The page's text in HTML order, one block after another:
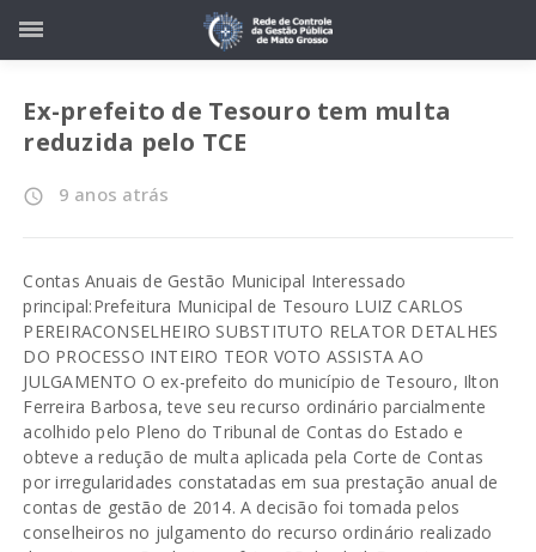
Ex-prefeito de Tesouro tem multa
reduzida pelo TCE
access_time 9 anos atrás
Contas Anuais de Gestão Municipal Interessado
principal:Prefeitura Municipal de Tesouro LUIZ CARLOS
PEREIRACONSELHEIRO SUBSTITUTO RELATOR DETALHES
DO PROCESSO INTEIRO TEOR VOTO ASSISTA AO
JULGAMENTO O ex-prefeito do município de Tesouro, Ilton
Ferreira Barbosa, teve seu recurso ordinário parcialmente
acolhido pelo Pleno do Tribunal de Contas do Estado e
obteve a redução de multa aplicada pela Corte de Contas
por irregularidades constatadas em sua prestação anual de
contas de gestão de 2014. A decisão foi tomada pelos
conselheiros no julgamento do recurso ordinário realizado